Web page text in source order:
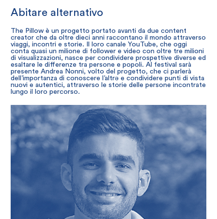
Abitare alternativo
The Pillow è un progetto portato avanti da due content
creator che da oltre dieci anni raccontano il mondo attraverso
viaggi, incontri e storie. Il loro canale YouTube, che oggi
conta quasi un milione di follower e video con oltre tre milioni
di visualizzazioni, nasce per condividere prospettive diverse ed
esaltare le differenze tra persone e popoli. Al festival sarà
presente Andrea Nonni, volto del progetto, che ci parlerà
dell’importanza di conoscere l’altrə e condividere punti di vista
nuovi e autentici, attraverso le storie delle persone incontrate
lungo il loro percorso.